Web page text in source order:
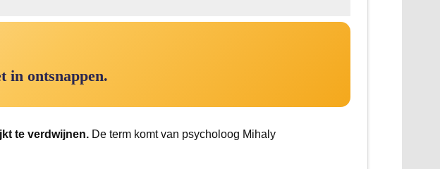
in ontsnappen.
te verdwijnen.De term komt van psycholoog Mihaly